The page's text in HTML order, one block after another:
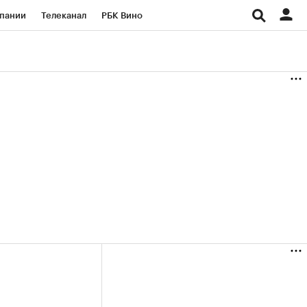
Телеканал РБК Вино